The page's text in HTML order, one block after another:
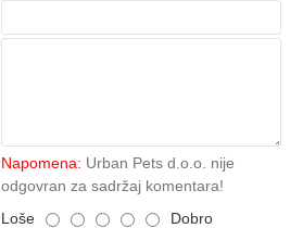
Napomena: Urban Pets d.o.o. nije
odgovran za sadržaj komentara!
Loše Dobro